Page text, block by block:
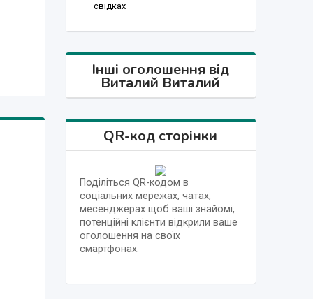
свідках
Інші оголошення від
Виталий Виталий
QR-код сторінки
Поділіться QR-кодом в
соціальних мережах, чатах,
месенджерах щоб ваші знайомі,
потенційні клієнти відкрили ваше
оголошення на своїх
смартфонах.